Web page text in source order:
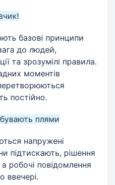
базові принципи
до людей,
та зрозумілі правила.
моментів
постійно.
бувають плями
напружені
підтискають, рішення
робочі повідомлення
ввечері.